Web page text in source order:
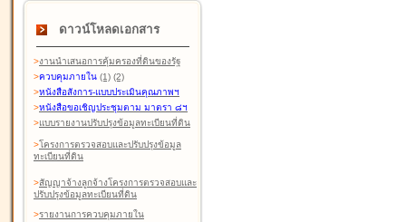
ดาวน์โหลดเอกสาร
>งานนำเสนอการคุ้มครองที่ดินของรัฐ
>ควบคุมภายใน (1) (2)
>หนังสือสังการ-แบบประเมินคุณภาพฯ
>หนังสือขอเชิญประชุมตาม มาตรา ๘ฯ
>แบบรายงานปรับปรุงข้อมูลทะเบียนที่ดิน
>โครงการตรวจสอบและปรับปรุงข้อมูล
ทะเบียนที่ดิน
>สัญญาจ้างลูกจ้างโครงการตรวจสอบและ
ปรับปรุงข้อมูลทะเบียนที่ดิน
>รายงานการควบคุมภายใน